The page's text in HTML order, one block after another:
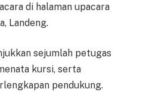
di halaman upacara
Landeng.
sejumlah petugas
kursi, serta
pendukung.